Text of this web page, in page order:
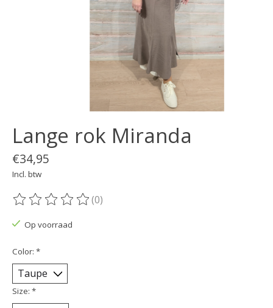
Lange rok Miranda
€34,95
Incl. btw
De beoordeling van dit product is
(0)
Op voorraad
Color: *
Size: *